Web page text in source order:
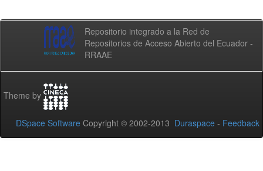
Repositorio integrado a la Red de
Repositorios de Acceso Abierto del Ecuador -
RRAAE
Theme by
DSpace Software Copyright © 2002-2013 Duraspace - Feedback